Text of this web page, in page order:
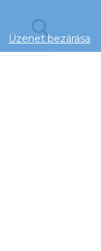
Üzenet bezárása